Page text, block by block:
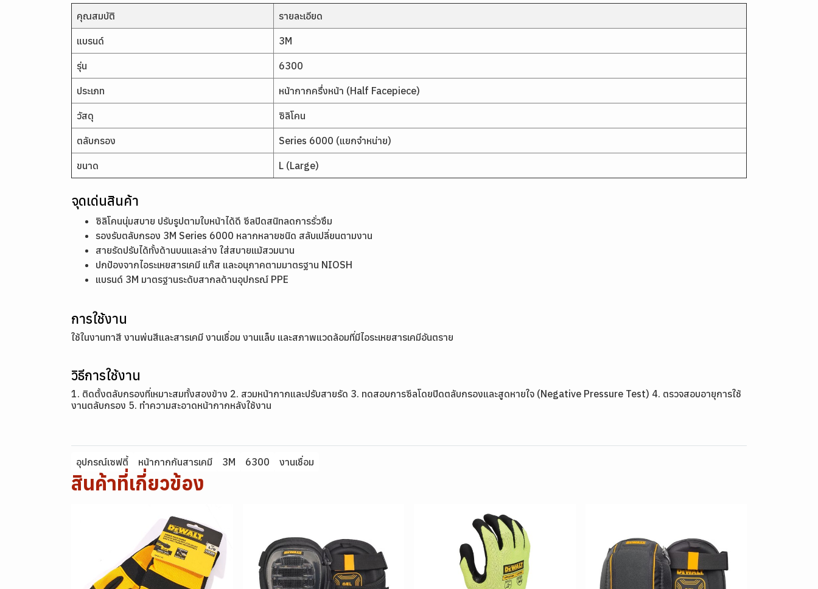
คุณสมบัติ รายละเอียด
แบรนด์ 3M
รุ่น 6300
ประเภท หน้ากากครึ่งหน้า (Half Facepiece)
วัสดุ ซิลิโคน
ตลับกรอง Series 6000 (แยกจำหน่าย)
ขนาด L (Large)
จุดเด่นสินค้า
ซิลิโคนนุ่มสบาย ปรับรูปตามใบหน้าได้ดี ซีลปิดสนิทลดการรั่วซึม
รองรับตลับกรอง 3M Series 6000 หลากหลายชนิด สลับเปลี่ยนตามงาน
สายรัดปรับได้ทั้งด้านบนและล่าง ใส่สบายแม้สวมนาน
ปกป้องจากไอระเหยสารเคมี แก๊ส และอนุภาคตามมาตรฐาน NIOSH
แบรนด์ 3M มาตรฐานระดับสากลด้านอุปกรณ์ PPE
การใช้งาน
ใช้ในงานทาสี งานพ่นสีและสารเคมี งานเชื่อม งานแล็บ และสภาพแวดล้อมที่มีไอระเหยสารเคมีอันตราย
วิธีการใช้งาน
1. ติดตั้งตลับกรองที่เหมาะสมทั้งสองข้าง 2. สวมหน้ากากและปรับสายรัด 3. ทดสอบการซีลโดยปิดตลับกรองและสูดหายใจ (Negative Pressure Test) 4. ตรวจสอบอายุการใช้
งานตลับกรอง 5. ทำความสะอาดหน้ากากหลังใช้งาน
อุปกรณ์เซฟตี้ หน้ากากกันสารเคมี 3M 6300 งานเชื่อม
สินค้าที่เกี่ยวข้อง